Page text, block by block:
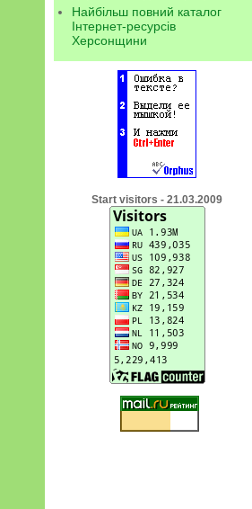
Найбільш повний каталог
Інтернет-ресурсів
Херсонщини
Start visitors - 21.03.2009